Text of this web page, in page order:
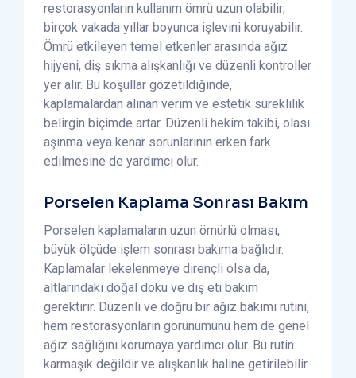
restorasyonların kullanım ömrü uzun olabilir;
birçok vakada yıllar boyunca işlevini koruyabilir.
Ömrü etkileyen temel etkenler arasında ağız
hijyeni, diş sıkma alışkanlığı ve düzenli kontroller
yer alır. Bu koşullar gözetildiğinde,
kaplamalardan alınan verim ve estetik süreklilik
belirgin biçimde artar. Düzenli hekim takibi, olası
aşınma veya kenar sorunlarının erken fark
edilmesine de yardımcı olur.
Porselen Kaplama Sonrası Bakım
Porselen kaplamaların uzun ömürlü olması,
büyük ölçüde işlem sonrası bakıma bağlıdır.
Kaplamalar lekelenmeye dirençli olsa da,
altlarındaki doğal doku ve diş eti bakım
gerektirir. Düzenli ve doğru bir ağız bakımı rutini,
hem restorasyonların görünümünü hem de genel
ağız sağlığını korumaya yardımcı olur. Bu rutin
karmaşık değildir ve alışkanlık haline getirilebilir.